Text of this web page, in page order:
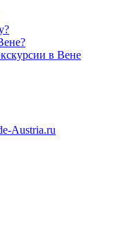
в Вене
Austria.ru